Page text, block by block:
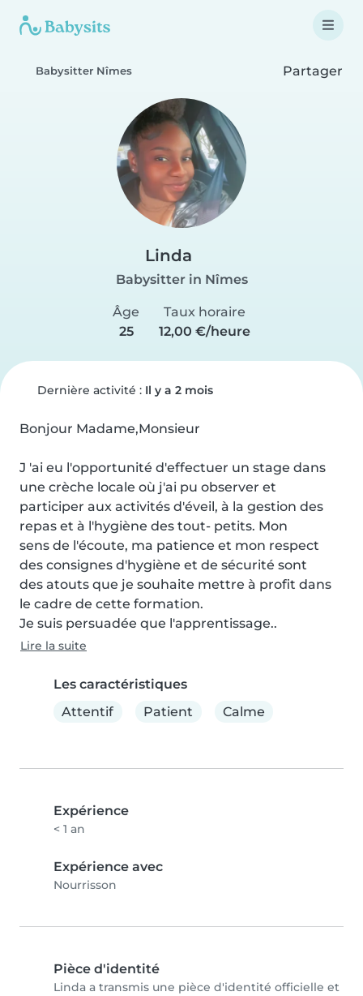
Babysitter Nîmes Partager
Linda
Babysitter in Nîmes
Âge
25
Taux horaire
12,00 €/heure
Dernière activité : Il y a 2 mois
Bonjour Madame,Monsieur
J 'ai eu l'opportunité d'effectuer un stage dans
une crèche locale où j'ai pu observer et
participer aux activités d'éveil, à la gestion des
repas et à l'hygiène des tout- petits. Mon
sens de l'écoute, ma patience et mon respect
des consignes d'hygiène et de sécurité sont
des atouts que je souhaite mettre à profit dans
le cadre de cette formation.
Je suis persuadée que l'apprentissage..
Lire la suite
Les caractéristiques
Attentif
Patient Calme
Expérience
< 1 an
Expérience avec
Nourrisson
Pièce d'identité
Linda a transmis une pièce d'identité officielle et